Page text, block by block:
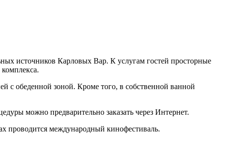
источников Карловых Вар. К услугам гостей просторные
с обеденной зоной. Кроме того, в собственной ванной
можно предварительно заказать через Интернет.
проводится международный кинофестиваль.